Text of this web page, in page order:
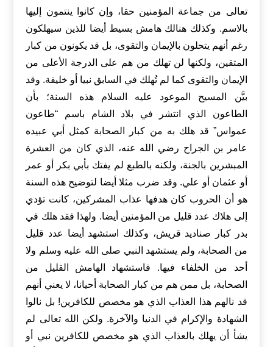
تعالى من جماعة المؤمنين حقا، وإن كانوا ينتمون إليها
بالاسم. وكذلك هنالك هامش بسيط أيضا للذين سيهلكون
رغم أنهم يتحلون بالإيمان والتقوى، بل قد يكونون من كبار
المتقين، ولكنها لن تهلك من هم على الدرجة الأعلى من
الإيمان والتقوى كما لم تُهلك في السابق نبيا أو خليفة. وقد
بيَّن المسيح الموعود عليه السلام هذه السنة؛ بأن
الطاعون الذي انتشر في بلاد الشام باسم “طاعون
عمواس” قد هلك به من كبار الصحابة كمثل أبي عبيده
عامر بن الجراح رضي الله عنه، الذي كان من العشرة
المبشرين بالجنة، ولكنه بالطبع لم يفتك بأبي بكر أو عمر
أو عثمان أو علي. وقد ضرب مثلا أيضا لتوضيح هذه السنة
هو أن الحروب كان هدفها عذاب المشركين، كانت تؤدي
إلى هلاك عدد قليل من المؤمنين أيضا. ولهذا فقد هلك في
بدر كبار صناديد قريش، وكذلك استشهد أيضا عدد قليل
من الصحابة، ولم يستشهد النبي صلى الله عليه وسلم ولا
أحد من الخلفاء فيها. فاستشهاد الهامش القليل من
الصحابة، بل ممن هم من كبار الصحابة أحيانا، لا يعني أنهم
قد نالهم هذا العذاب الذي هو مخصص للكافرين! بل نالوا
الشهادة والإكرام في الدنيا والآخرة. ولكن الله تعالى لم
يشأ أن يهلك بالعذاب الذي هو مخصص للكافرين نبي أو